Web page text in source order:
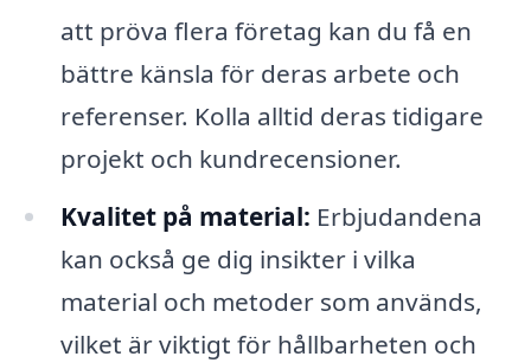
att pröva flera företag kan du få en
bättre känsla för deras arbete och
referenser. Kolla alltid deras tidigare
projekt och kundrecensioner.
Kvalitet på material: Erbjudandena
kan också ge dig insikter i vilka
material och metoder som används,
vilket är viktigt för hållbarheten och